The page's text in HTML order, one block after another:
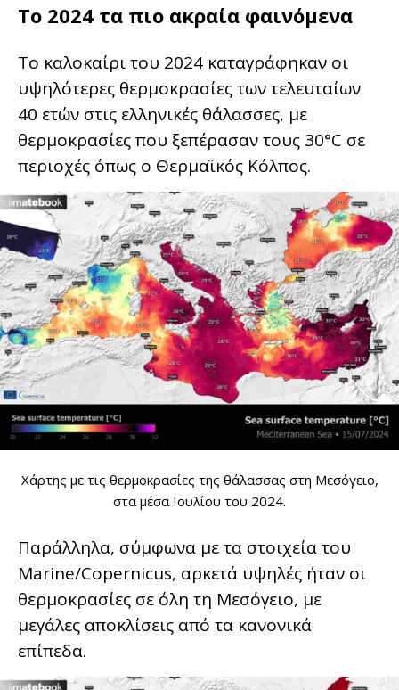
Το 2024 τα πιο ακραία φαινόμενα
Το καλοκαίρι του 2024 καταγράφηκαν οι
υψηλότερες θερμοκρασίες των τελευταίων
40 ετών στις ελληνικές θάλασσες, με
θερμοκρασίες που ξεπέρασαν τους 30°C σε
περιοχές όπως ο Θερμαϊκός Κόλπος.
Χάρτης με τις θερμοκρασίες της θάλασσας στη Μεσόγειο,
στα μέσα Ιουλίου του 2024.
Παράλληλα, σύμφωνα με τα στοιχεία του
Marine/Copernicus, αρκετά υψηλές ήταν οι
θερμοκρασίες σε όλη τη Μεσόγειο, με
μεγάλες αποκλίσεις από τα κανονικά
επίπεδα.